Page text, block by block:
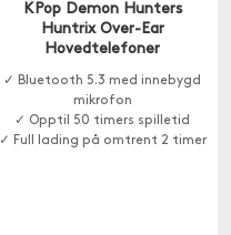
KPop Demon Hunters
Huntrix Over-Ear
Hovedtelefoner
✓ Bluetooth 5.3 med innebygd
mikrofon
✓ Opptil 50 timers spilletid
✓ Full lading på omtrent 2 timer